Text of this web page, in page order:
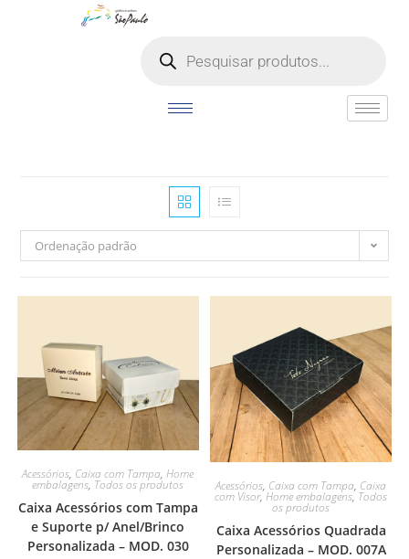
Ordenação padrão
Acessórios, Caixa com Tampa,Home
embalagens, Todos os produtos
Caixa Acessórios com Tampa
e Suporte p/ Anel/Brinco
Personalizada – MOD. 030
Acessórios, Caixa com Tampa, Caixa
com Visor,Home embalagens, Todos
os produtos
Caixa Acessórios Quadrada
Personalizada – MOD. 007A